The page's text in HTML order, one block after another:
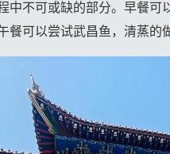
中不可或缺的部分。早餐
餐可以尝试武昌鱼，清蒸的